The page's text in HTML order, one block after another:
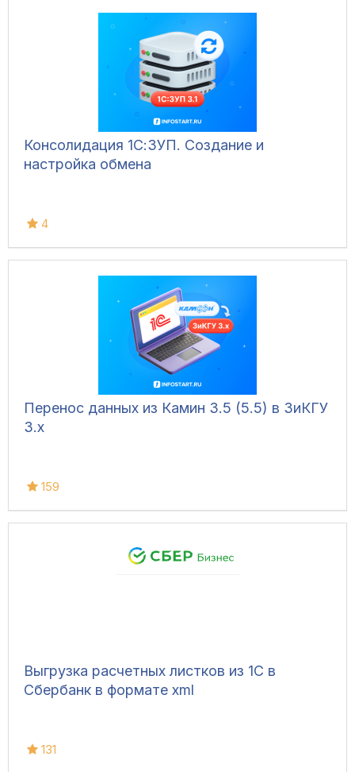
Консолидация 1С:ЗУП. Создание и
настройка обмена
4
Перенос данных из Камин 3.5 (5.5) в ЗиКГУ
3.х
159
Выгрузка расчетных листков из 1С в
Сбербанк в формате xml
131